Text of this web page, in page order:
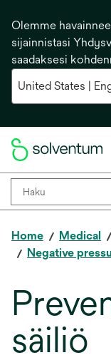
Olemme
sijainnistasi
saadaksesi
Home Medical
Negative
säiliö